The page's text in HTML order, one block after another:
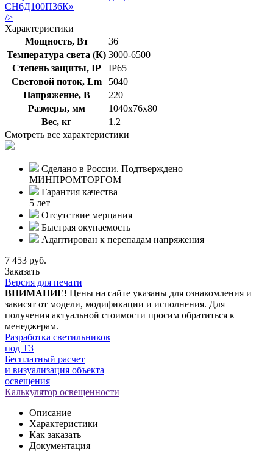
/>
Характеристики
Мощность, Вт
36
Температура света (К) 3000-6500
Степень защиты, IP
IP65
Световой поток, Lm
5040
Напряжение, В
220
Размеры, мм
1040х76х80
Вес, кг
1.2
Смотреть все характеристики
Сделано в России. Подтверждено
МИНПРОМТОРГОМ
Гарантия качества
5 лет
Отсутствие мерцания
Быстрая окупаемость
Адаптирован к перепадам напряжения
7 453 руб.
Заказать
Версия для печати
ВНИМАНИЕ! Цены на сайте указаны для ознакомления и
зависят от модели, модификации и исполнения. Для
получения актуальной стоимости просим обратиться к
менеджерам.
Разработка светильников
под ТЗ
Бесплатный расчет
и визуализация объекта
освещения
Калькулятор освещенности
Описание
Характеристики
Как заказать
Документация